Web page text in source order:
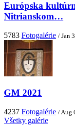
Európska
Nitrianskom…
5783 Fotogalérie / Jan
GM 2021
4237 Fotogalérie / Aug
Všetky galérie